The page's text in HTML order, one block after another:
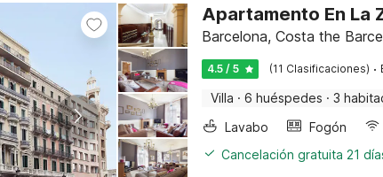
Apartamento En La
Barcelona, Costa the
4.5 / 5 (11 Clasificaciones) ·
Villa · 6 huéspedes · 3
Lavabo
Fogón
Cancelación gratuita 21